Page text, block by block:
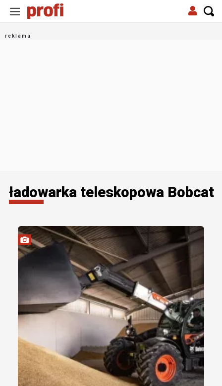
ładowarka teleskopowa Bobcat